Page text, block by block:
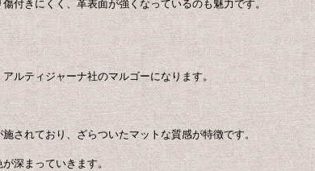
付きにくく、革表面が強くなっているのも魅力です。
ルティジャーナ社のマルゴーになります。
されており、ざらついたマットな質感が特徴です。
深まっていきます。